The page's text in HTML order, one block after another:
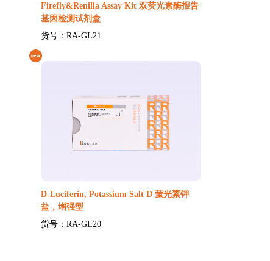
Firefly&Renilla Assay Kit 双荧光素酶报告
基因检测试剂盒
货号：RA-GL21
D-Luciferin, Potassium Salt D 萤光素钾
盐，增强型
货号：RA-GL20